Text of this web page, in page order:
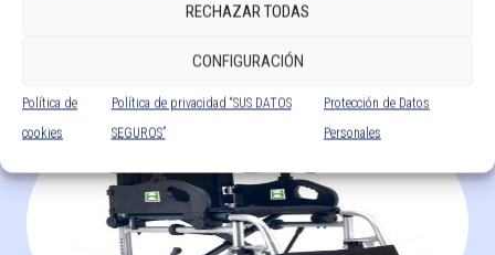
RECHAZAR TODAS
CONFIGURACIÓN
Política de
cookies
Política de privacidad “SUS DATOS
SEGUROS”
Protección de Datos
Personales